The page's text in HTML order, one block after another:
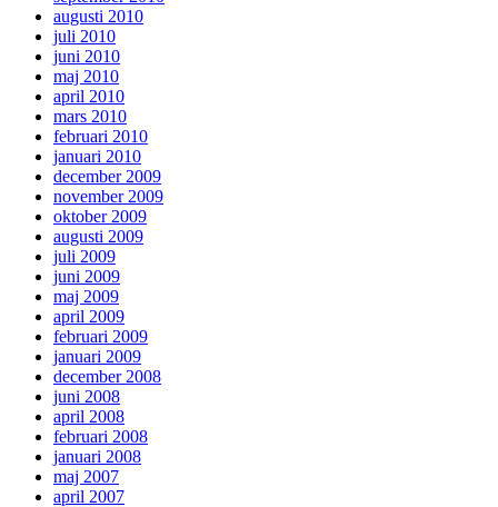
augusti 2010
juli 2010
juni 2010
maj 2010
april 2010
mars 2010
februari 2010
januari 2010
december 2009
november 2009
oktober 2009
augusti 2009
juli 2009
juni 2009
maj 2009
april 2009
februari 2009
januari 2009
december 2008
juni 2008
april 2008
februari 2008
januari 2008
maj 2007
april 2007